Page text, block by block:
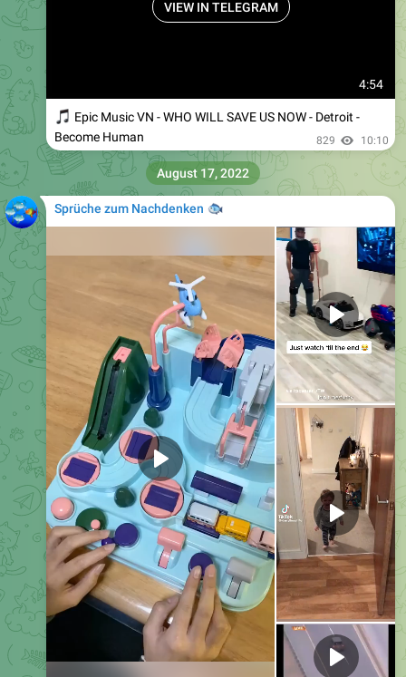
4:54
VIEW IN TELEGRAM
Epic Music VN - WHO WILL SAVE US NOW - Detroit -
Become Human
829 10:10
Sprüche zum Nachdenken
🐟
August 17, 2022